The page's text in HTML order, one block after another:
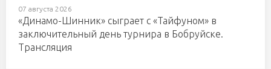
07 августа 2026
«Динамо-Шинник» сыграет с «Тайфуном» в
заключительный день турнира в Бобруйске.
Трансляция